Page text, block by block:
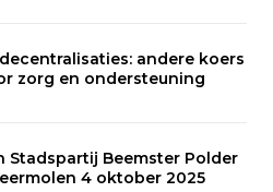
andere koers
zorg en ondersteuning
Stadspartij Beemster Polder
4 oktober 2025